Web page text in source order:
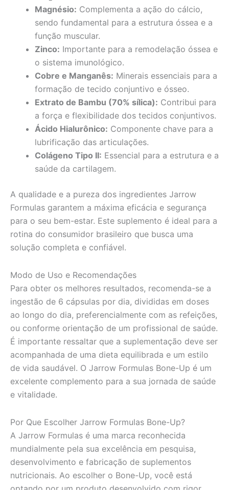
Magnésio: Complementa a ação do cálcio,
sendo fundamental para a estrutura óssea e a
função muscular.
Zinco: Importante para a remodelação óssea e
o sistema imunológico.
Cobre e Manganês: Minerais essenciais para a
formação de tecido conjuntivo e ósseo.
Extrato de Bambu (70% sílica): Contribui para
a força e flexibilidade dos tecidos conjuntivos.
Ácido Hialurônico: Componente chave para a
lubrificação das articulações.
Colágeno Tipo II: Essencial para a estrutura e a
saúde da cartilagem.
A qualidade e a pureza dos ingredientes Jarrow
Formulas garantem a máxima eficácia e segurança
para o seu bem-estar. Este suplemento é ideal para a
rotina do consumidor brasileiro que busca uma
solução completa e confiável.
Modo de Uso e Recomendações
Para obter os melhores resultados, recomenda-se a
ingestão de 6 cápsulas por dia, divididas em doses
ao longo do dia, preferencialmente com as refeições,
ou conforme orientação de um profissional de saúde.
É importante ressaltar que a suplementação deve ser
acompanhada de uma dieta equilibrada e um estilo
de vida saudável. O Jarrow Formulas Bone-Up é um
excelente complemento para a sua jornada de saúde
e vitalidade.
Por Que Escolher Jarrow Formulas Bone-Up?
A Jarrow Formulas é uma marca reconhecida
mundialmente pela sua excelência em pesquisa,
desenvolvimento e fabricação de suplementos
nutricionais. Ao escolher o Bone-Up, você está